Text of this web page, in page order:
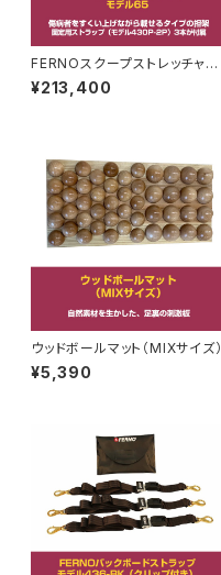
FERNOスクープストレッチャ
ー モデル65
¥213,400
ウッドボールマット（MIXサイズ）
¥5,390